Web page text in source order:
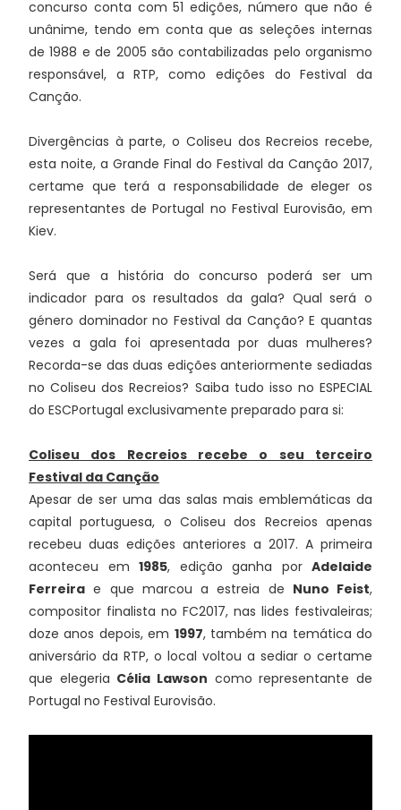
concurso conta com 51 edições, número que não é
unânime, tendo em conta que as seleções internas
de 1988 e de 2005 são contabilizadas pelo organismo
responsável, a RTP, como edições do Festival da
Canção.
Divergências à parte, o Coliseu dos Recreios recebe,
esta noite, a Grande Final do Festival da Canção 2017,
certame que terá a responsabilidade de eleger os
representantes de Portugal no Festival Eurovisão, em
Kiev.
Será que a história do concurso poderá ser um
indicador para os resultados da gala? Qual será o
género dominador no Festival da Canção? E quantas
vezes a gala foi apresentada por duas mulheres?
Recorda-se das duas edições anteriormente sediadas
no Coliseu dos Recreios? Saiba tudo isso no ESPECIAL
do ESCPortugal exclusivamente preparado para si:
Coliseu dos Recreios recebe o seu terceiro
Festival da Canção
Apesar de ser uma das salas mais emblemáticas da
capital portuguesa, o Coliseu dos Recreios apenas
recebeu duas edições anteriores a 2017. A primeira
aconteceu em 1985, edição ganha por Adelaide
Ferreira e que marcou a estreia de Nuno Feist,
compositor finalista no FC2017, nas lides festivaleiras;
doze anos depois, em 1997, também na temática do
aniversário da RTP, o local voltou a sediar o certame
que elegeria Célia Lawson como representante de
Portugal no Festival Eurovisão.